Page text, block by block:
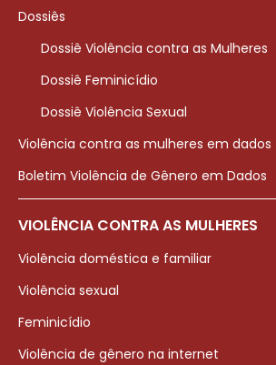
Dossiês
Dossiê Violência contra as Mulheres
Dossiê Feminicídio
Dossiê Violência Sexual
Violência contra as mulheres em dados
Boletim Violência de Gênero em Dados
VIOLÊNCIA CONTRA AS MULHERES
Violência doméstica e familiar
Violência sexual
Feminicídio
Violência de gênero na internet